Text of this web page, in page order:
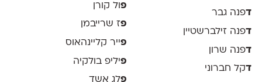
דפנה גבר
דפנה זילברשטיין
דפנה שרון
דקל חברוני
פ ול קורן
פז שרייבמן
פייר קליינהאוס
פיליפ בולקיה
פלג אשד